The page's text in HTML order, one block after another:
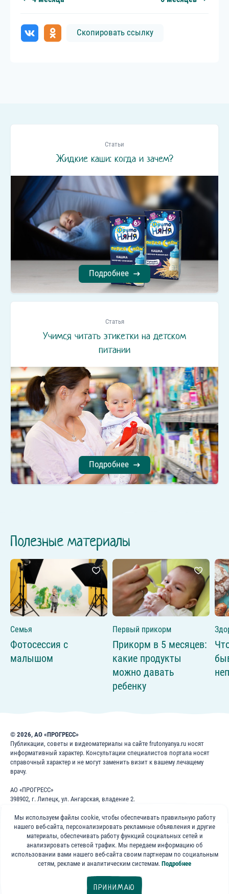
Скопировать ссылку
Статьи
Жидкие каши: когда и зачем?
Подробнее
Статья
Учимся читать этикетки на детском
питании
Подробнее
Полезные материалы
Семья
Фотосессия с
малышом
Первый прикорм
Прикорм в 5 месяцев:
какие продукты
можно давать
ребенку
© 2026, АО «ПРОГРЕСС»
Публикации, советы и видеоматериалы на сайте frutonyanya.ru носят
информативный характер. Консультации специалистов портала носят
справочный характер и не могут заменить визит к вашему лечащему
врачу.
АО «ПРОГРЕСС»
398902, г. Липецк, ул. Ангарская, владение 2.
ОГРН: 1024840823996
8 800 200 1 400
Бесплатно для звонков по России
Мы используем файлы cookie, чтобы обеспечивать правильную работу
нашего веб-сайта, персонализировать рекламные объявления и другие
материалы, обеспечивать работу функций социальных сетей и
анализировать сетевой трафик. Мы передаем информацию об
использовании вами нашего веб-сайта своим партнерам по социальным
сетям, рекламе и аналитическим системам. Подробнее
ПРИНИМАЮ